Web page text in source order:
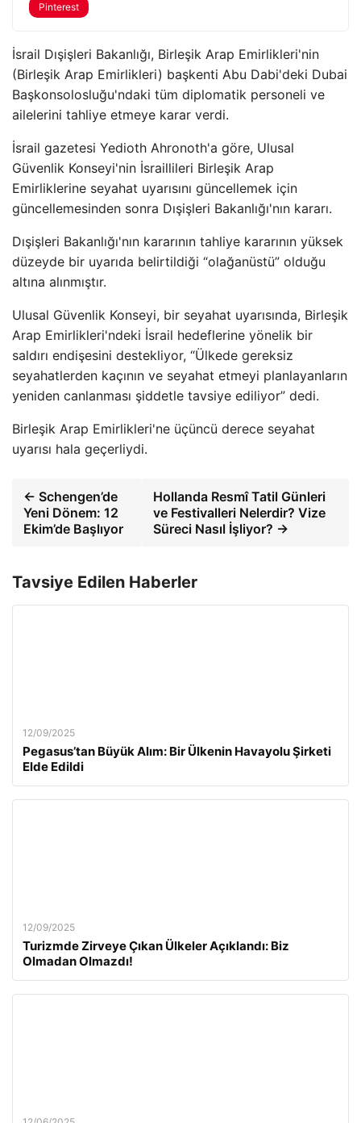
Pinterest
İsrail Dışişleri Bakanlığı, Birleşik Arap Emirlikleri'nin
(Birleşik Arap Emirlikleri) başkenti Abu Dabi'deki Dubai
Başkonsolosluğu'ndaki tüm diplomatik personeli ve
ailelerini tahliye etmeye karar verdi.
İsrail gazetesi Yedioth Ahronoth'a göre, Ulusal
Güvenlik Konseyi'nin İsraillileri Birleşik Arap
Emirliklerine seyahat uyarısını güncellemek için
güncellemesinden sonra Dışişleri Bakanlığı'nın kararı.
Dışişleri Bakanlığı'nın kararının tahliye kararının yüksek
düzeyde bir uyarıda belirtildiği “olağanüstü” olduğu
altına alınmıştır.
Ulusal Güvenlik Konseyi, bir seyahat uyarısında, Birleşik
Arap Emirlikleri'ndeki İsrail hedeflerine yönelik bir
saldırı endişesini destekliyor, “Ülkede gereksiz
seyahatlerden kaçının ve seyahat etmeyi planlayanların
yeniden canlanması şiddetle tavsiye ediliyor” dedi.
Birleşik Arap Emirlikleri'ne üçüncü derece seyahat
uyarısı hala geçerliydi.
← Schengen’de
Yeni Dönem: 12
Ekim’de Başlıyor
Hollanda Resmî Tatil Günleri
ve Festivalleri Nelerdir? Vize
Süreci Nasıl İşliyor? →
Tavsiye Edilen Haberler
12/09/2025
Pegasus’tan Büyük Alım: Bir Ülkenin Havayolu Şirketi
Elde Edildi
12/09/2025
Turizmde Zirveye Çıkan Ülkeler Açıklandı: Biz
Olmadan Olmazdı!